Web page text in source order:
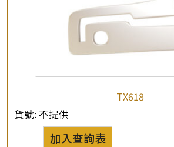
TX618
貨號: 不提供
加入查詢表